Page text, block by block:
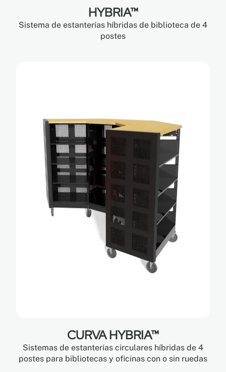
HYBRIA™
Sistema de estanterías híbridas de biblioteca de 4
postes
CURVA HYBRIA™
Sistemas de estanterías circulares híbridas de 4
postes para bibliotecas y oficinas con o sin ruedas